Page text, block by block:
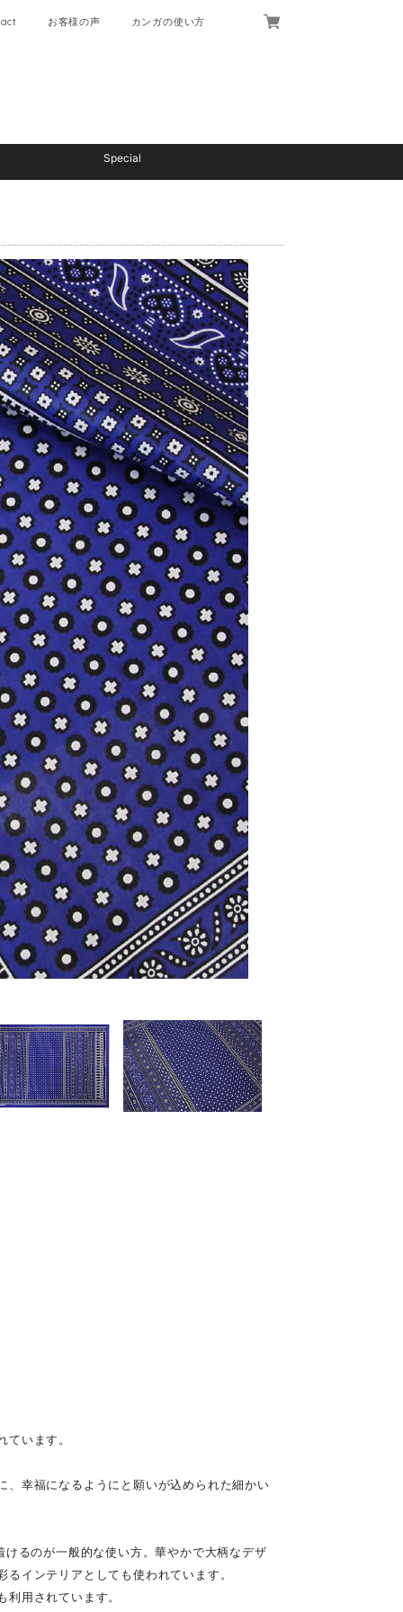
お客様の声 カンガの使い方
Special
います。
、幸福になるようにと願いが込められた細かい
るのが一般的な使い方。華やかで大柄なデザ
インテリアとしても使われています。
用されています。